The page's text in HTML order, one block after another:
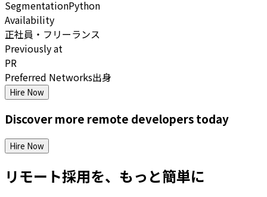
SegmentationPython
Availability
正社員・フリーランス
Previously at
PR
Preferred Networks出身
Hire Now
Discover more remote developerstoday
Hire Now
リモート採用を、もっと簡単に